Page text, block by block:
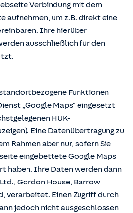
Verbindung mit dem
aufnehmen, um z.B. direkt eine
Ihre hierüber
ausschließlich für den
Funktionen
„Google Maps" eingesetzt
HUK-
Eine Datenübertragung zu
Rahmen aber nur, sofern Sie
eingebettete Google Maps
haben. Ihre Daten werden dann
Gordon House, Barrow
verarbeitet. Einen Zugriff durch
jedoch nicht ausgeschlossen